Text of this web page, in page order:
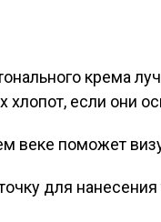
крема
хлопот, если они
веке поможет
для